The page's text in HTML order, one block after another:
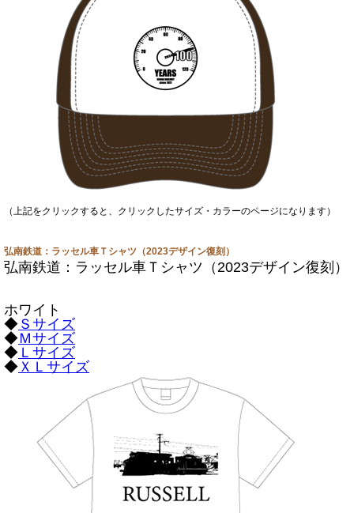
（上記をクリックすると、クリックしたサイズ・カラーのページになります）
弘南鉄道：ラッセル車Ｔシャツ（2023デザイン復刻）
弘南鉄道：ラッセル車Ｔシャツ（2023デザイン復刻）
ホワイト
◆ Ｓサイズ
◆Ｍサイズ
◆ Ｌサイズ
◆ ＸＬサイズ